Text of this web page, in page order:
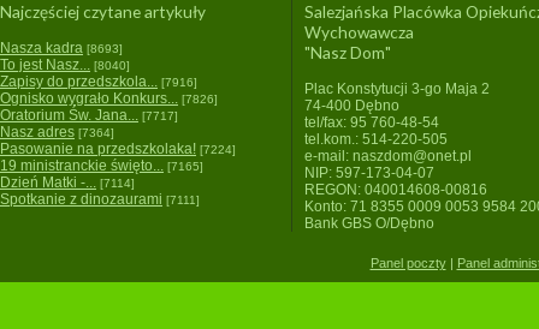
Najczęściej czytane artykuły
Nasza kadra [8693]
To jest Nasz... [8040]
Zapisy do przedszkola... [7916]
Ognisko wygrało Konkurs... [7826]
Oratorium Św. Jana... [7717]
Nasz adres [7364]
Pasowanie na przedszkolaka! [7224]
19 ministranckie święto... [7165]
Dzień Matki -... [7114]
Spotkanie z dinozaurami [7111]
Salezjańska Placówka
Wychowawcza
"Nasz Dom"
Plac Konstytucji 3-go Maja 2
74-400 Dębno
tel/fax: 95 760-48-54
tel.kom.: 514-220-505
e-mail: naszdom@onet.pl
NIP: 597-173-04-07
REGON: 040014608-00816
Konto: 71 8355 0009 0053 9584
Bank GBS O/Dębno
Panel poczty| Panel